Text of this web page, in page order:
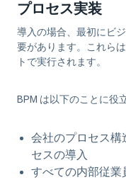
プロセス実装
導入の場合、最初にビ
要があります。これら
トで実行されます。
BPM は以下のことに役
会社のプロセス構
セスの導入
すべての内部従業